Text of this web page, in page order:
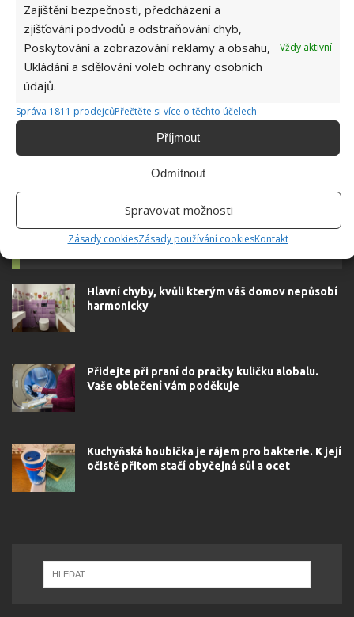
Zajištění bezpečnosti, předcházení a
zjišťování podvodů a odstraňování chyb,
Poskytování a zobrazování reklamy a obsahu,
Ukládání a sdělování voleb ochrany osobních
údajů.
Vždy aktivní
Správa 1811 prodejcůPřečtěte si více o těchto účelech
Příjmout
Odmítnout
Spravovat možnosti
Zásady cookiesZásady používání cookiesKontakt
Hana Musilová
Do redakce Bydlimeutulne.cz se
redaktorky ji tak nadchla, že se
rozhodla zůstat. Její v...[Více o
autorovi]
Hlavní chyby, kvůli kterým váš domov nepůsobí
harmonicky
Přidejte při praní do pračky kuličku alobalu.
Vaše oblečení vám poděkuje
Kuchyňská houbička je rájem pro bakterie. K její
očistě přitom stačí obyčejná sůl a ocet